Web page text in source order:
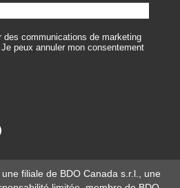
des communications de marketing
peux annuler mon consentement
filiale de BDO Canada s.r.l., une